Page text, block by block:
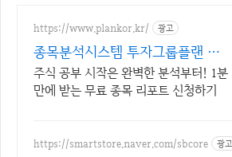
https://www.plankor.kr/ 광고
종목분석시스템 투자그룹플랜 가
입즉시 무료리포트 100%
주식 공부 시작은 완벽한 분석부터! 1분
만에 받는 무료 종목 리포트 신청하기
https://smartstore.naver.com/sbcore 광고